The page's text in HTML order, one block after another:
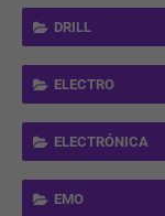
DRILL
ELECTRO
ELECTRÓNICA
EMO